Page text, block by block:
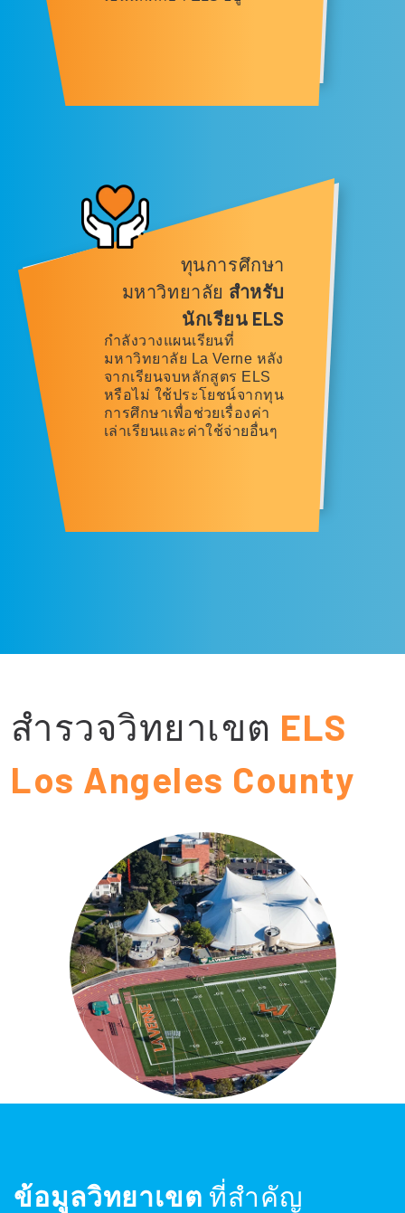
ทุนการศึกษา
มหาวิทยาลัย สำหรับ
นักเรียน ELS
กำลังวางแผนเรียนที่
มหาวิทยาลัย La Verne หลัง
จากเรียนจบหลักสูตร ELS
หรือไม่ ใช้ประโยชน์จากทุน
การศึกษาเพื่อช่วยเรื่องค่า
เล่าเรียนและค่าใช้จ่ายอื่นๆ
สำรวจวิทยาเขต ELS
Los Angeles County
ข้อมูลวิทยาเขต ที่สำคัญ